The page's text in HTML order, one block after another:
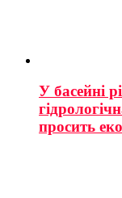
У басейні
просить